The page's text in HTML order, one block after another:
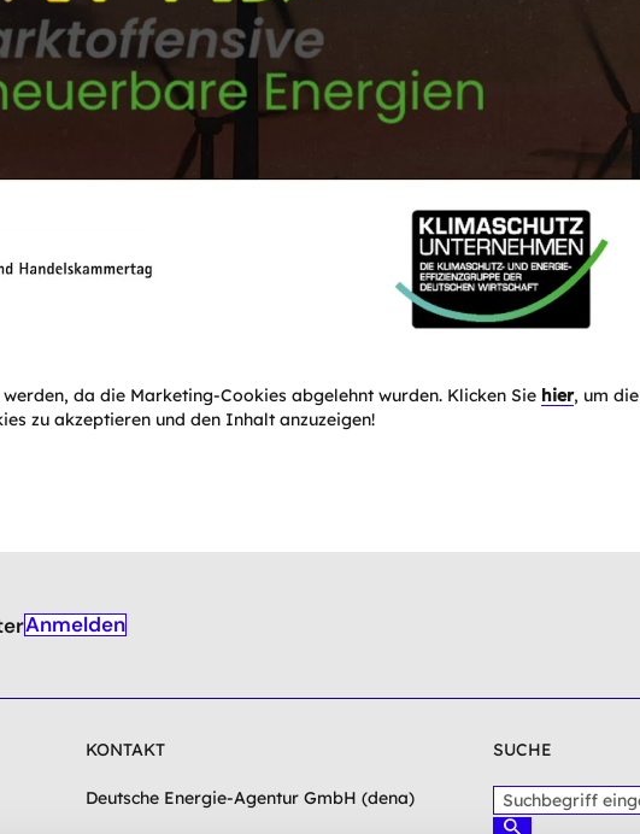
da die Marketing-Cookies abgelehnt wurden. Klicken Sie hier, um die
zu akzeptieren und den Inhalt anzuzeigen!
Anmelden
KONTAKT
Deutsche Energie-Agentur GmbH (dena)
SUCHE
u